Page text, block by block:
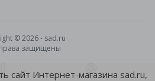
© 2026 - sad.ru
защищены
сайт Интернет-магазина sad.ru,